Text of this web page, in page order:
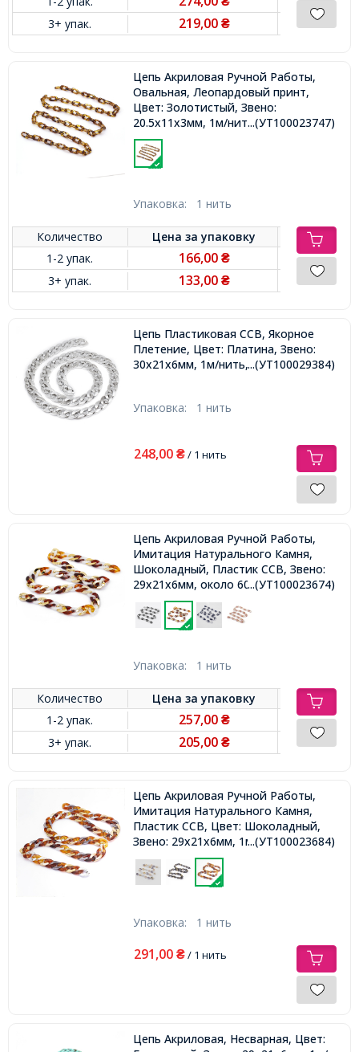
3+ упак. 219,00 ₴
Цепь Акриловая Ручной Работы,
Овальная, Леопардовый принт,
Цвет: Золотистый, Звено:
20.5x11x3мм, 1м/нить,...(УТ100023747)
Упаковка: 1 нить
Количество Цена заупаковку
1-2 упак.
166,00 ₴
3+ упак. 133,00 ₴
Цепь Пластиковая CCB, Якорное
Плетение, Цвет: Платина, Звено:
30х21х6мм, 1м/нить,...(УТ100029384)
Упаковка: 1 нить
248,00 ₴/ 1 нить
Цепь Акриловая Ручной Работы,
Имитация Натурального Камня,
Шоколадный, Пластик CCB, Звено:
29x21x6мм, около 60шт/1м/нить
...(УТ100023674)
Упаковка: 1 нить
Количество Цена заупаковку
1-2 упак.
257,00 ₴
3+ упак. 205,00 ₴
Цепь Акриловая Ручной Работы,
Имитация Натурального Камня,
Пластик CCB, Цвет: Шоколадный,
Звено: 29x21x6мм, 1м/нить,...(УТ100023684)
Упаковка: 1 нить
291,00 ₴/ 1 нить
Цепь Акриловая, Несварная, Цвет: